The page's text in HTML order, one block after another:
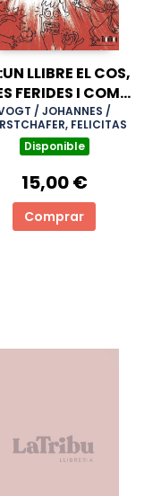
LLIBRE EL COS,
FERIDES I COM
UNS CUREM
/ JOHANNES /
FELICITAS
Disponible
15,00 €
Comprar